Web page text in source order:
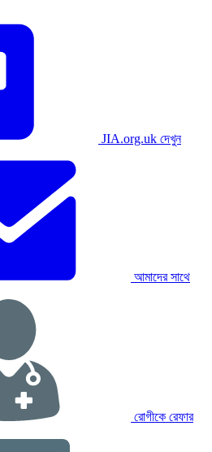
JIA.org.uk দেখুন
আমাদের সাথে
রোগীকে রেফার